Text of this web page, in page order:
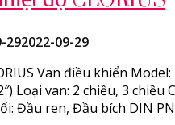
292022-09-29
Van điều khiển Model:
Loại van: 2 chiều, 3
Đầu ren, Đầu bích DIN